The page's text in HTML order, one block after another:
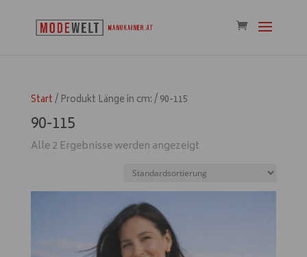
Start/ Produkt Länge in cm: / 90-115
90-115
Alle 2 Ergebnisse werden angezeigt